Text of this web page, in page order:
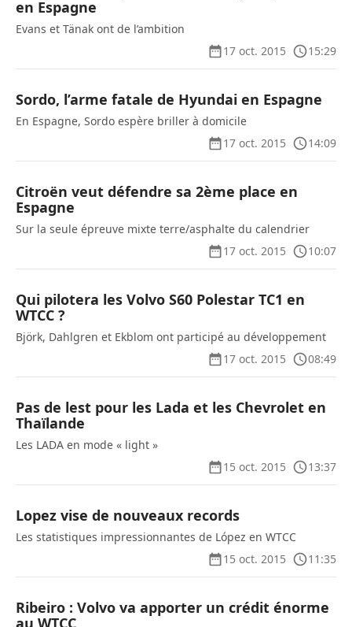
en Espagne
Evans et Tänak ont de l’ambition
17 oct. 2015
15:29
Sordo, l’arme fatale de Hyundai en Espagne
En Espagne, Sordo espère briller à domicile
17 oct. 2015
14:09
Citroën veut défendre sa 2ème place en
Espagne
Sur la seule épreuve mixte terre/asphalte du calendrier
17 oct. 2015
10:07
Qui pilotera les Volvo S60 Polestar TC1 en
WTCC ?
Björk, Dahlgren et Ekblom ont participé au développement
17 oct. 2015
08:49
Pas de lest pour les Lada et les Chevrolet en
Thaïlande
Les LADA en mode « light »
15 oct. 2015
13:37
Lopez vise de nouveaux records
Les statistiques impressionnantes de López en WTCC
15 oct. 2015
11:35
Ribeiro : Volvo va apporter un crédit énorme
au WTCC